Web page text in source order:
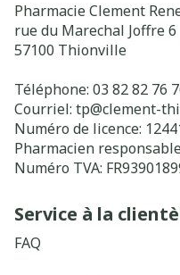
Pharmacie Clement
rue du Marechal Joffre 6
57100 Thionville
Téléphone: 03 82 82 76
Courriel: tp@clement-
Numéro de licence:
Pharmacien
Numéro TVA:
Service à la
FAQ